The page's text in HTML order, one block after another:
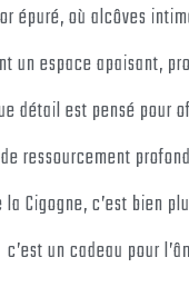
épuré, où alcôves
un espace apaisant,
détail est pensé pour
ressourcement
Cigogne, c’est bien
c’est un cadeau pour